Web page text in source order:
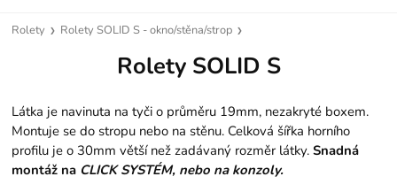
Rolety Rolety SOLID S - okno/stěna/strop
Rolety SOLID S
Látka je navinuta na tyči o průměru 19mm, nezakryté boxem.
Montuje se do stropu nebo na stěnu. Celková šířka horního
profilu je o 30mm větší než zadávaný rozměr látky.Snadná
montáž na CLICK SYSTÉM, nebo na konzoly.